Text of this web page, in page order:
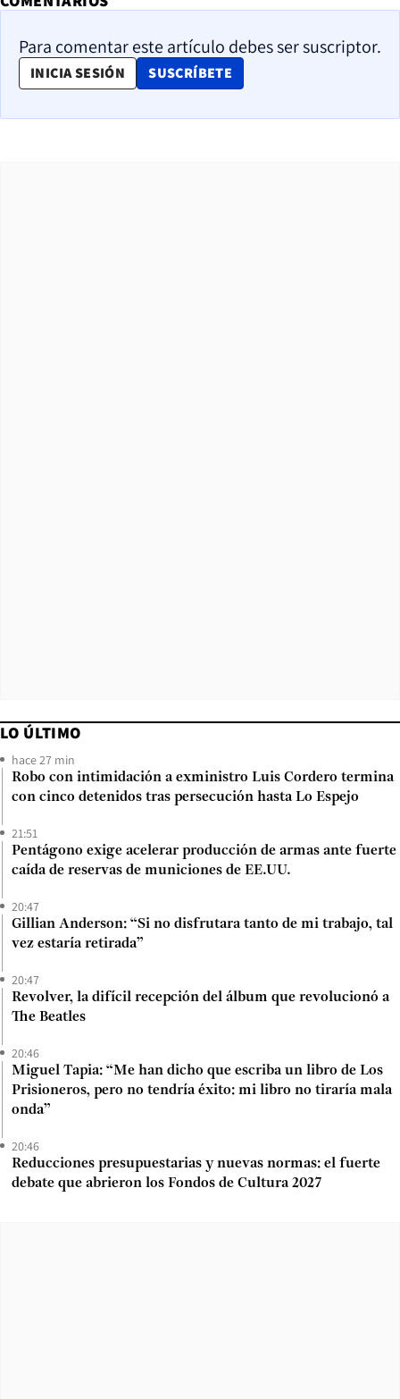
Para comentar este artículo debes ser suscriptor.
INICIA SESIÓN SUSCRÍBETE
OPENS IN NEW WINDOW
LO ÚLTIMO
hace 27 min
Robo con intimidación a exministro Luis Cordero termina
con cinco detenidos tras persecución hasta Lo Espejo
21:51
Pentágono exige acelerar producción de armas ante fuerte
caída de reservas de municiones de EE.UU.
20:47
Gillian Anderson: “Si no disfrutara tanto de mi trabajo, tal
vez estaría retirada”
20:47
Revolver, la difícil recepción del álbum que revolucionó a
The Beatles
20:46
Miguel Tapia: “Me han dicho que escriba un libro de Los
Prisioneros, pero no tendría éxito: mi libro no tiraría mala
onda”
20:46
Reducciones presupuestarias y nuevas normas: el fuerte
debate que abrieron los Fondos de Cultura 2027